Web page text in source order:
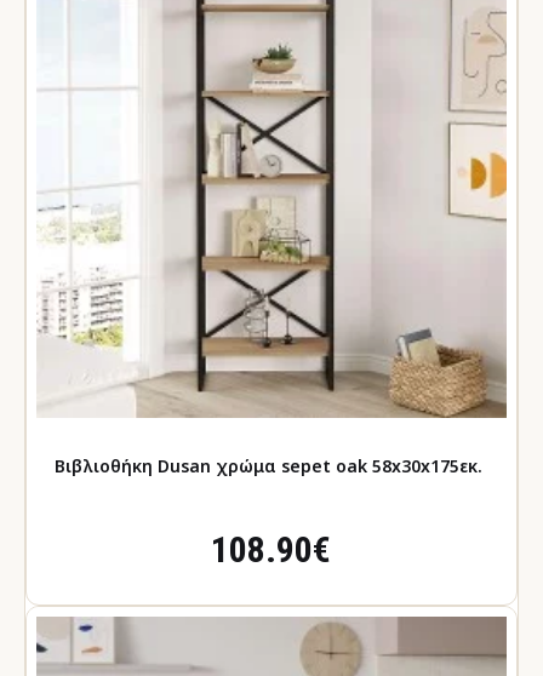
Βιβλιοθήκη Dusan χρώμα sepet oak 58x30x175εκ.
108.90€